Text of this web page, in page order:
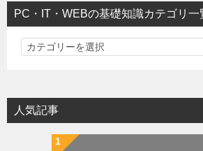
PC・IT・WEBの基礎知識カテゴリ一
PC・IT・WEBの基礎知識カテゴリ一覧
人気記事